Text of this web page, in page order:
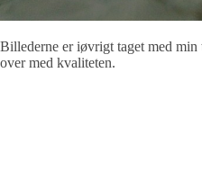
Billederne er iøvrigt taget med
over med kvaliteten.